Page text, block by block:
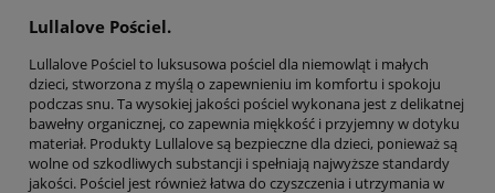
Lullalove Pościel.
Lullalove Pościel to luksusowa pościel dla niemowląt i małych
dzieci, stworzona z myślą o zapewnieniu im komfortu i spokoju
podczas snu. Ta wysokiej jakości pościel wykonana jest z delikatnej
bawełny organicznej, co zapewnia miękkość i przyjemny w dotyku
materiał. Produkty Lullalove są bezpieczne dla dzieci, ponieważ są
wolne od szkodliwych substancji i spełniają najwyższe standardy
jakości. Pościel jest również łatwa do czyszczenia i utrzymania w